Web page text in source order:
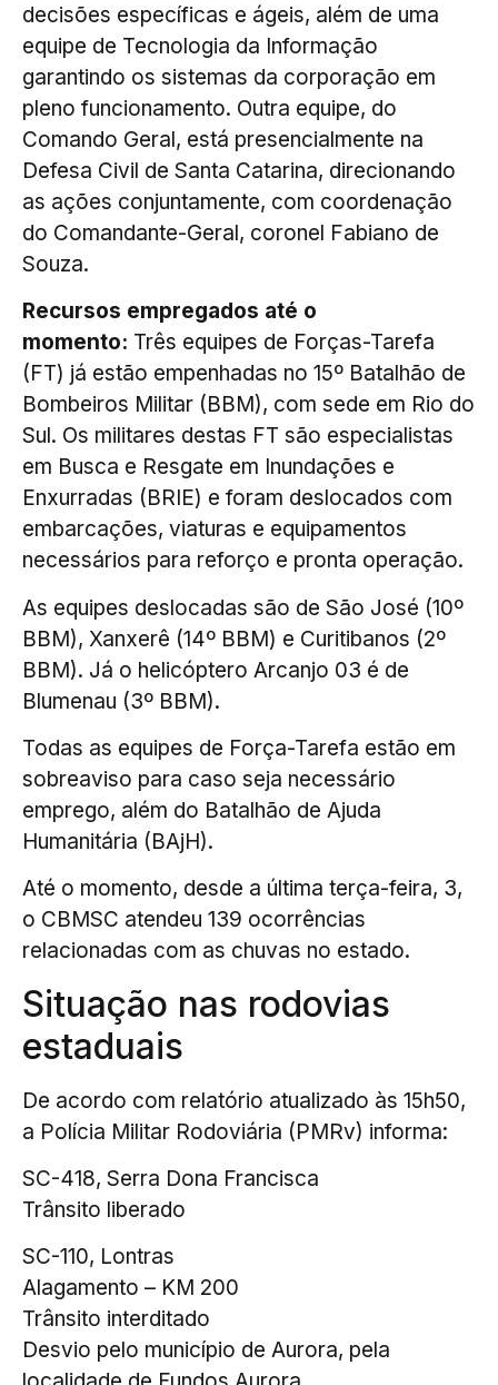
decisões específicas e ágeis, além de uma
equipe de Tecnologia da Informação
garantindo os sistemas da corporação em
pleno funcionamento. Outra equipe, do
Comando Geral, está presencialmente na
Defesa Civil de Santa Catarina, direcionando
as ações conjuntamente, com coordenação
do Comandante-Geral, coronel Fabiano de
Souza.
Recursos empregados até o
momento: Três equipes de Forças-Tarefa
(FT) já estão empenhadas no 15º Batalhão de
Bombeiros Militar (BBM), com sede em Rio do
Sul. Os militares destas FT são especialistas
em Busca e Resgate em Inundações e
Enxurradas (BRIE) e foram deslocados com
embarcações, viaturas e equipamentos
necessários para reforço e pronta operação.
As equipes deslocadas são de São José (10º
BBM), Xanxerê (14º BBM) e Curitibanos (2º
BBM). Já o helicóptero Arcanjo 03 é de
Blumenau (3º BBM).
Todas as equipes de Força-Tarefa estão em
sobreaviso para caso seja necessário
emprego, além do Batalhão de Ajuda
Humanitária (BAjH).
Até o momento, desde a última terça-feira, 3,
o CBMSC atendeu 139 ocorrências
relacionadas com as chuvas no estado.
Situação nas rodovias
estaduais
De acordo com relatório atualizado às 15h50,
a Polícia Militar Rodoviária (PMRv) informa:
SC-418, Serra Dona Francisca
Trânsito liberado
SC-110, Lontras
Alagamento – KM 200
Trânsito interditado
Desvio pelo município de Aurora, pela